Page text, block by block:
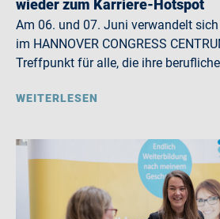
wieder zum Karriere-Hotspot
Am 06. und 07. Juni verwandelt
im HANNOVER CONGRESS
Treffpunkt für alle, die ihre
WEITERLESEN